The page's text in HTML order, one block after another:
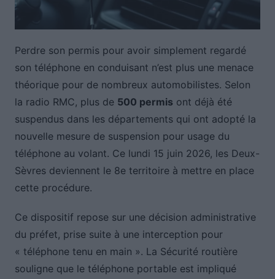
Perdre son permis pour avoir simplement regardé
son téléphone en conduisant n’est plus une menace
théorique pour de nombreux automobilistes. Selon
la radio RMC, plus de 500 permis ont déjà été
suspendus dans les départements qui ont adopté la
nouvelle mesure de suspension pour usage du
téléphone au volant. Ce lundi 15 juin 2026, les Deux-
Sèvres deviennent le 8e territoire à mettre en place
cette procédure.
Ce dispositif repose sur une décision administrative
du préfet, prise suite à une interception pour
« téléphone tenu en main ». La Sécurité routière
souligne que le téléphone portable est impliqué